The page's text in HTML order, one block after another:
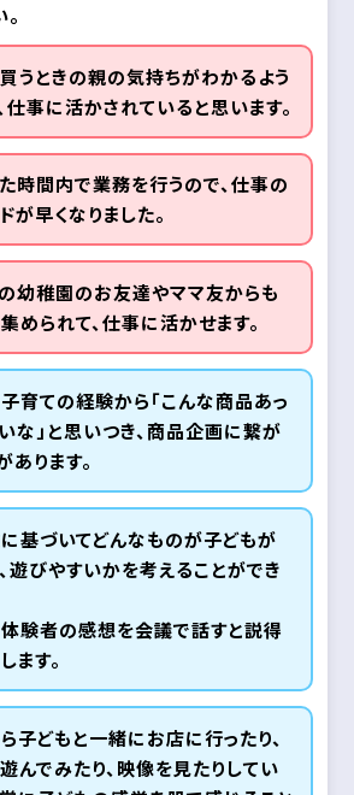
うときの親の気持ちがわかるよう
仕事に活かされていると思います。
時間内で業務を行うので、仕事の
が早くなりました。
幼稚園のお友達やママ友からも
められて、仕事に活かせます。
育ての経験から「こんな商品あっ
な」と思いつき、商品企画に繋が
あります。
基づいてどんなものが子どもが
遊びやすいかを考えることができ
験者の感想を会議で話すと説得
ます。
子どもと一緒にお店に行ったり、
んでみたり、映像を見たりしてい